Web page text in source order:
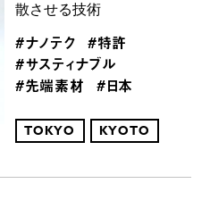
散させる技術
#ナノテク #特許
#サスティナブル
#先端素材
#日本
TOKYO KYOTO